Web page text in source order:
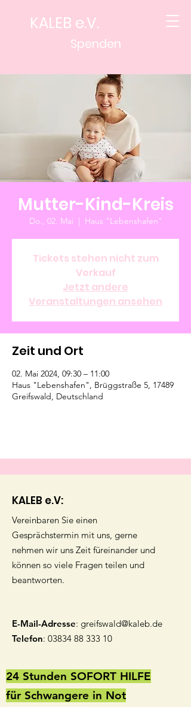
KALEB e.V.
Spenden
Mutter-Kind-Kreis
Do., 02. Mai
  |
Haus "Lebenshafen"
Tickets stehen nicht zum
Verkauf
Jetzt andere
Veranstaltungen ansehen
Zeit und Ort
02. Mai 2024, 09:30 – 11:00
Haus "Lebenshafen", Brüggstraße 5, 17489
Greifswald, Deutschland
KALEB e.V:
Vereinbaren Sie einen
Gesprächstermin mit uns, gerne
nehmen wir uns Zeit füreinander und
können so viele Fragen teilen und
beantworten.
E-Mail-Adresse: greifswald@kaleb.de
Telefon: 03834 88 333 10
24 Stunden SOFORT HILFE
für Schwangere in Not